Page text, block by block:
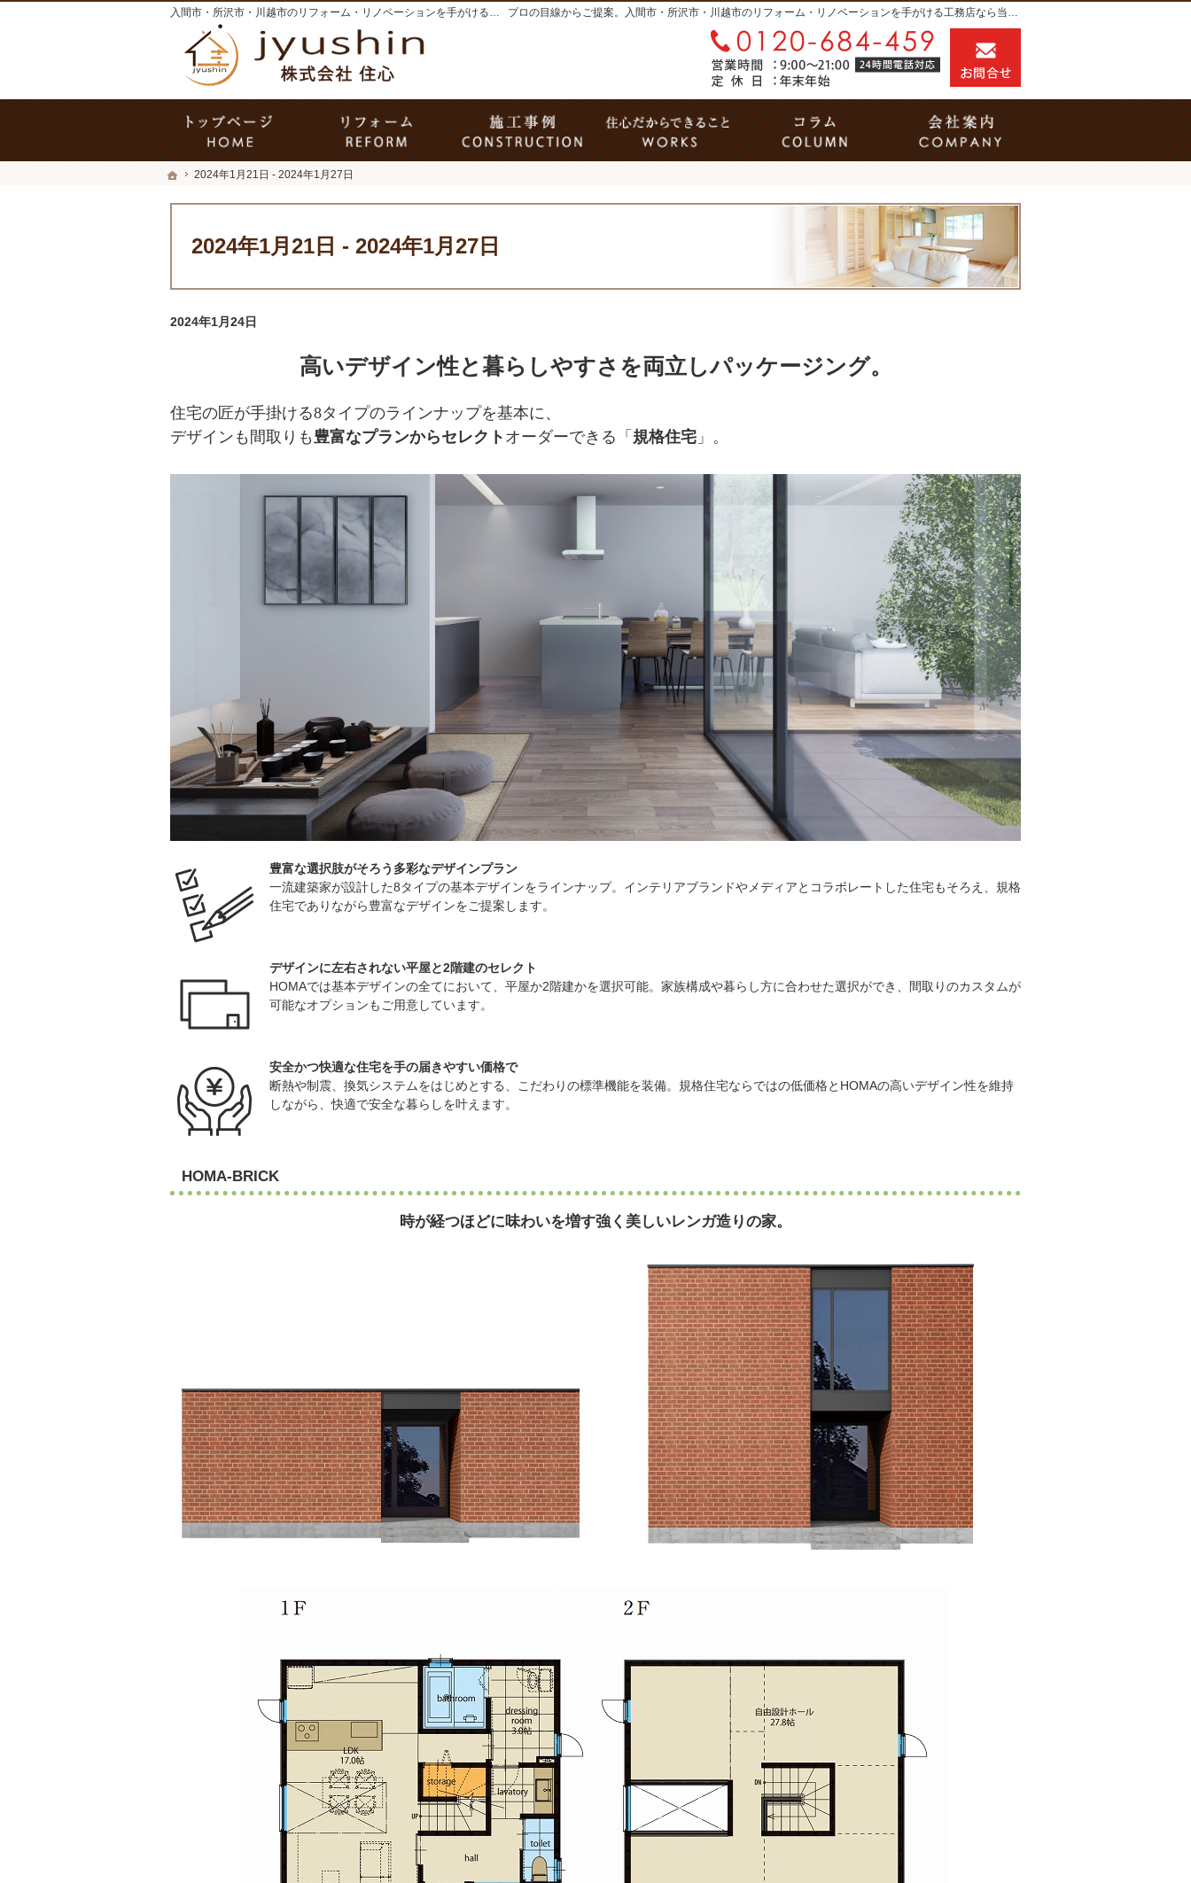
ホーム
2024年1月21日 - 2024年1月27日
2024年1月21日 - 2024年1月27日
プロの目線からご提案。入間市・所沢市・川越市のリフォーム・リノベーションを手がける工務店なら当社へ。
入間市・所沢市・川越市のリフォーム・リノベーションを手がける工務店なら住心（じゅうしん）
2024年1月24日
高いデザイン性と暮らしやすさを両立しパッケージング。
住宅の匠が手掛ける8タイプのラインナップを基本に、
デザインも間取りも豊富なプランからセレクト オーダーできる「 規格住宅 」。
豊富な選択肢がそろう多彩なデザインプラン
一流建築家が設計した8タイプの基本デザインをラインナップ。インテリアブランドやメディアとコラボレートした住宅もそろえ、規格
住宅でありながら豊富なデザインをご提案します。
デザインに左右されない平屋と2階建のセレクト
HOMAでは基本デザインの全てにおいて、平屋か2階建かを選択可能。家族構成や暮らし方に合わせた選択ができ、間取りのカスタムが
可能なオプションもご用意しています。
安全かつ快適な住宅を手の届きやすい価格で
断熱や制震、換気システムをはじめとする、こだわりの標準機能を装備。規格住宅ならではの低価格とHOMAの高いデザイン性を維持
しながら、快適で安全な暮らしを叶えます。
HOMA-BRICK
時が経つほどに味わいを増す強く美しいレンガ造りの家。
0120-684-459
営業時間9:00～21:00（24時間電話対応） 定
ホーム リフォーム リフォームフォトギャラリー 住心だからできること 家づくりコラム 会社案内
ホーム
2024年1月21日 - 2024年1月27日